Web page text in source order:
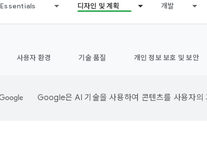
Essentials 디자인 및 계획 개발
사용자 환경 기술 품질 개인 정보 보호 및 보안
Google은 AI 기술을 사용하여 콘텐츠를 사용자의